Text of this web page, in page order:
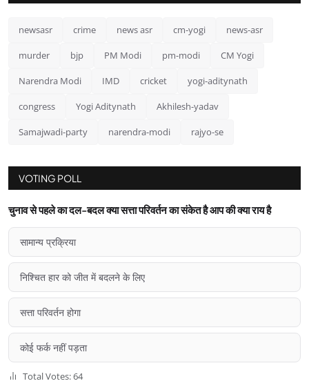
newsasr crime news asr cm-yogi news-asr
murder bjp PM Modi pm-modi CM Yogi
Narendra Modi IMD cricket yogi-aditynath
congress Yogi Aditynath Akhilesh-yadav
Samajwadi-party narendra-modi rajyo-se
VOTING POLL
चुनाव से पहले का दल-बदल क्या सत्ता परिवर्तन का संकेत है आप की क्या राय है
सामान्य प्रक्रिया
निश्चित हार को जीत में बदलने के लिए
सत्ता परिवर्तन होगा
कोई फर्क नहीं पड़ता
Total Votes: 64